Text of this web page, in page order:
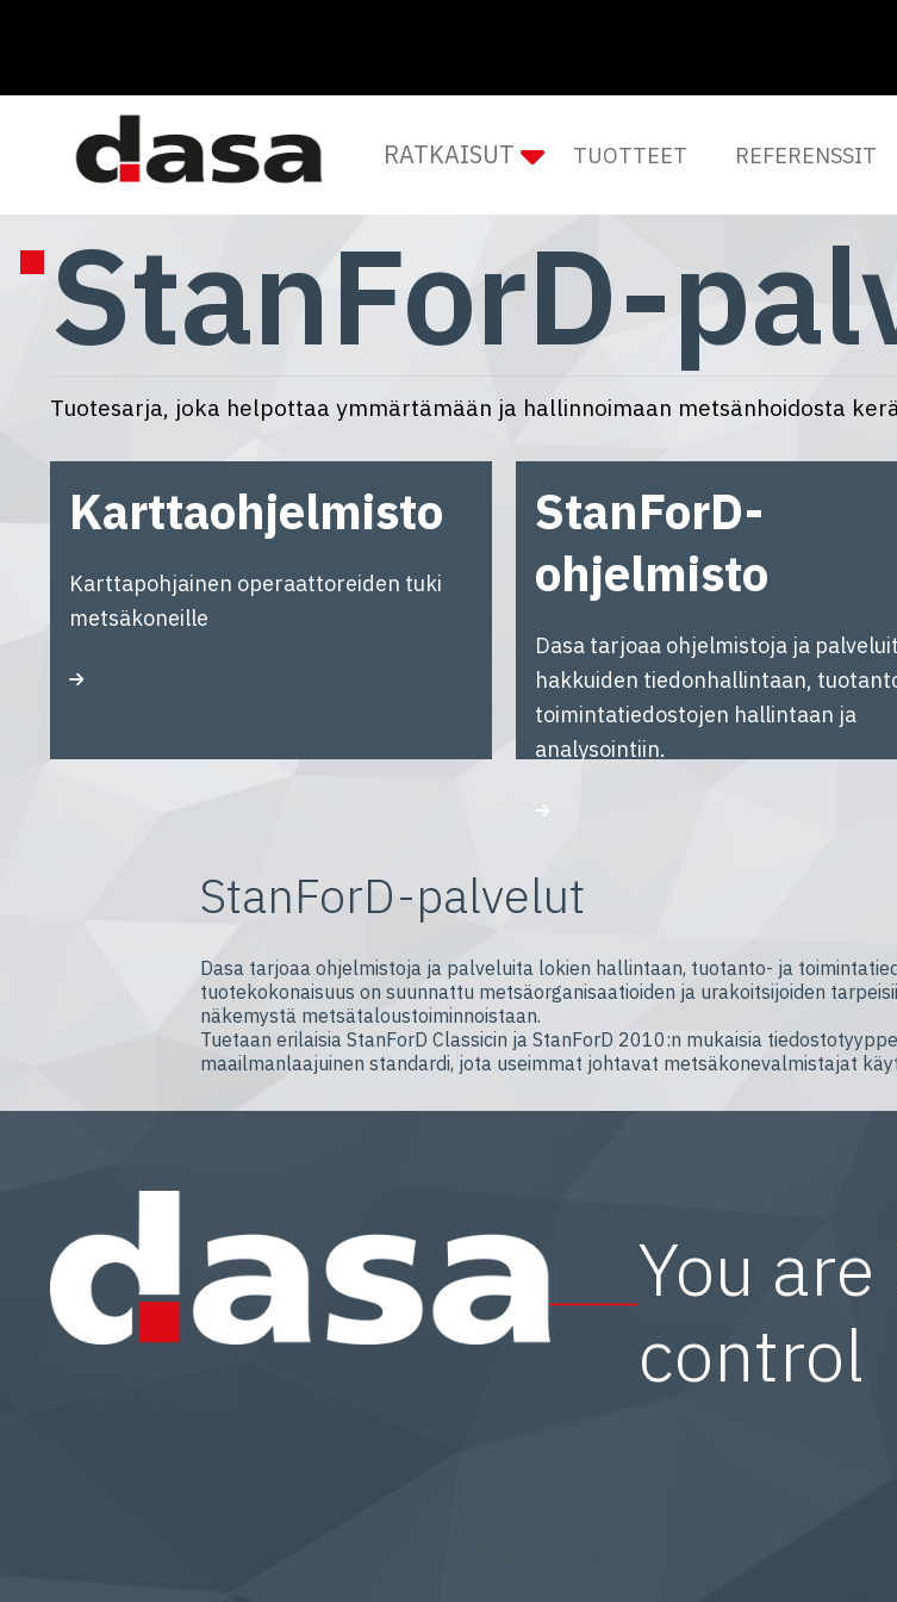
RATKAISUT TUOTTEET REFERENSSIT
StanForD-
Tuotesarja, joka helpottaa ymmärtämään ja hallinnoimaan metsänhoidosta
Karttaohjelmisto
Karttapohjainen operaattoreiden tuki
metsäkoneille
StanForD-
ohjelmisto
Dasa tarjoaa ohjelmistoja ja
hakkuiden tiedonhallintaan,
toimintatiedostojen hallintaan ja
analysointiin.
StanForD-palvelut
Dasa tarjoaa ohjelmistoja ja palveluita lokien hallintaan, tuotanto- ja
tuotekokonaisuus on suunnattu metsäorganisaatioiden ja urakoitsijoiden
näkemystä metsätaloustoiminnoistaan.
Tuetaan erilaisia StanForD Classicin ja StanForD 2010:n mukaisia
maailmanlaajuinen standardi, jota useimmat johtavat metsäkonevalmistajat
You are
control